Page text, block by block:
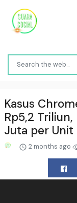
Kasus
Rp5,2
Juta per Unit
2 months ago